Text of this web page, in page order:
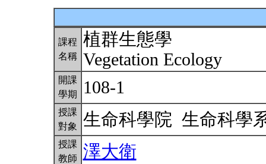
課程
名稱
植群生態學
Vegetation Ecology
開課
學期
108-1
授課
對象
生命科學院 生命科學
授課
教師
澤大衛